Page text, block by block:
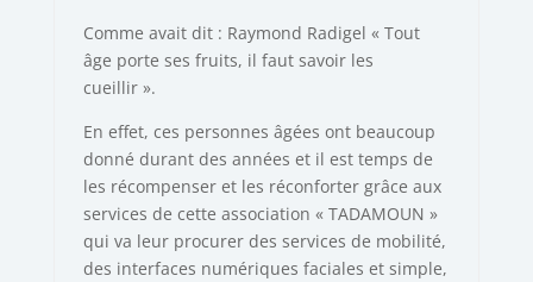
Comme avait dit : Raymond Radigel « Tout
âge porte ses fruits, il faut savoir les
cueillir ».
En effet, ces personnes âgées ont beaucoup
donné durant des années et il est temps de
les récompenser et les réconforter grâce aux
services de cette association « TADAMOUN »
qui va leur procurer des services de mobilité,
des interfaces numériques faciales et simple,